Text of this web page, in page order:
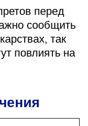
перед
сообщить
так
повлиять на